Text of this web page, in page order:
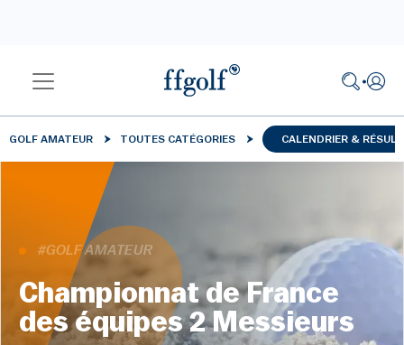
GOLF AMATEUR TOUTES CATÉGORIES CALENDRIER &
#GOLF AMATEUR
Championnat de France
des équipes 2 Messieurs